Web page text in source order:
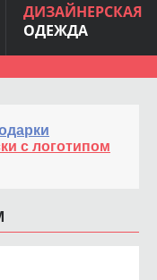
ДИЗАЙНЕРСКАЯ
ОДЕЖДА
с логотипом